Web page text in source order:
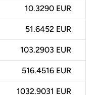
10.3290 EUR
51.6452 EUR
103.2903 EUR
516.4516 EUR
1032.9031 EUR